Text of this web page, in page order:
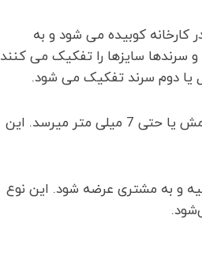
کوبیده می شود و به
سرندها سایزها را تفکیک می کنند
یا دوم سرند تفکیک می شود.
نمک شیلاتی معمولاً از 8 مش یا 2.8 میلی متر درشت تر است. گاها تا 3 مش یا حتی 7 میلی متر میرسد. این
میتواند از اندازه یک دستی یعنی از 8مش تا6مش تهیه و به مشتری عرضه شود. این نوع